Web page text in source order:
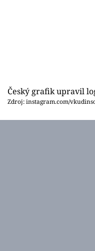
Český grafik upravil
Zdroj: instagram.com/